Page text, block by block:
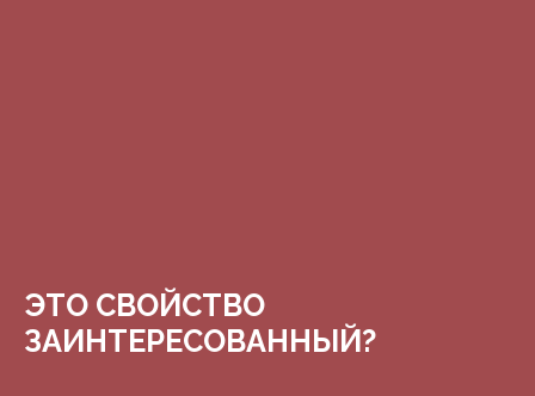
ЭТО СВОЙСТВО
ЗАИНТЕРЕСОВАННЫЙ?